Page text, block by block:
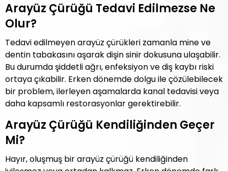
Arayüz Çürüğü Tedavi Edilmezse Ne
Olur?
Tedavi edilmeyen arayüz çürükleri zamanla mine ve
dentin tabakasını aşarak dişin sinir dokusuna ulaşabilir.
Bu durumda şiddetli ağrı, enfeksiyon ve diş kaybı riski
ortaya çıkabilir. Erken dönemde dolgu ile çözülebilecek
bir problem, ilerleyen aşamalarda kanal tedavisi veya
daha kapsamlı restorasyonlar gerektirebilir.
Arayüz Çürüğü Kendiliğinden Geçer
Mi?
Hayır, oluşmuş bir arayüz çürüğü kendiliğinden